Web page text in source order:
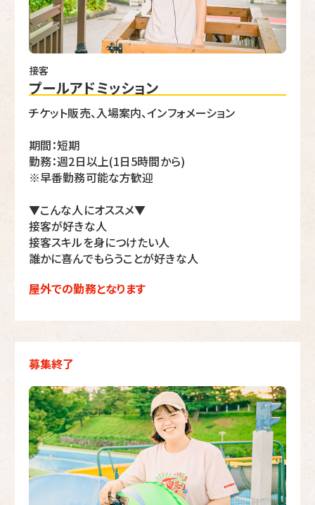
接客
プールアドミッション
チケット販売、入場案内、インフォメーション
期間：短期
勤務：週2日以上(1日5時間から)
※早番勤務可能な方歓迎
▼こんな人にオススメ▼
接客が好きな人
接客スキルを身につけたい人
誰かに喜んでもらうことが好きな人
屋外での勤務となります
募集終了